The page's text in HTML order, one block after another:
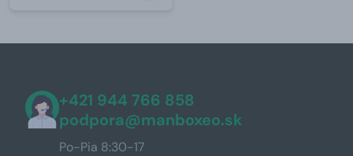
+421 944 766 858
podpora@manboxeo.sk
Po-Pia 8:30-17